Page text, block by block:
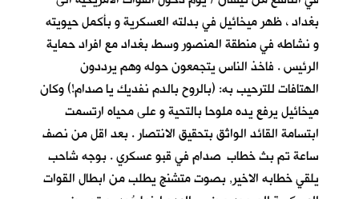
بغداد ، ظهر ميخائيل في بدلته العسكرية و بأكمل حيويته
و نشاطه في منطقة المنصور وسط بغداد مع افراد حماية
الرئيس . فاخذ الناس يتجمعون حوله وهم يرددون
الهتافات للترحيب به: (بالروح بالدم نفديك يا صدام!) وكان
ميخائيل يرفع يده ملوحا بالتحية و على محياه ارتسمت
ابتسامة القائد الواثق بتحقيق الانتصار . بعد اقل من نصف
ساعة تم بث خطاب صدام في قبو عسكري . بوجه شاحب
يلقي خطابه الاخير, بصوت متشنج يطلب من ابطال القوات